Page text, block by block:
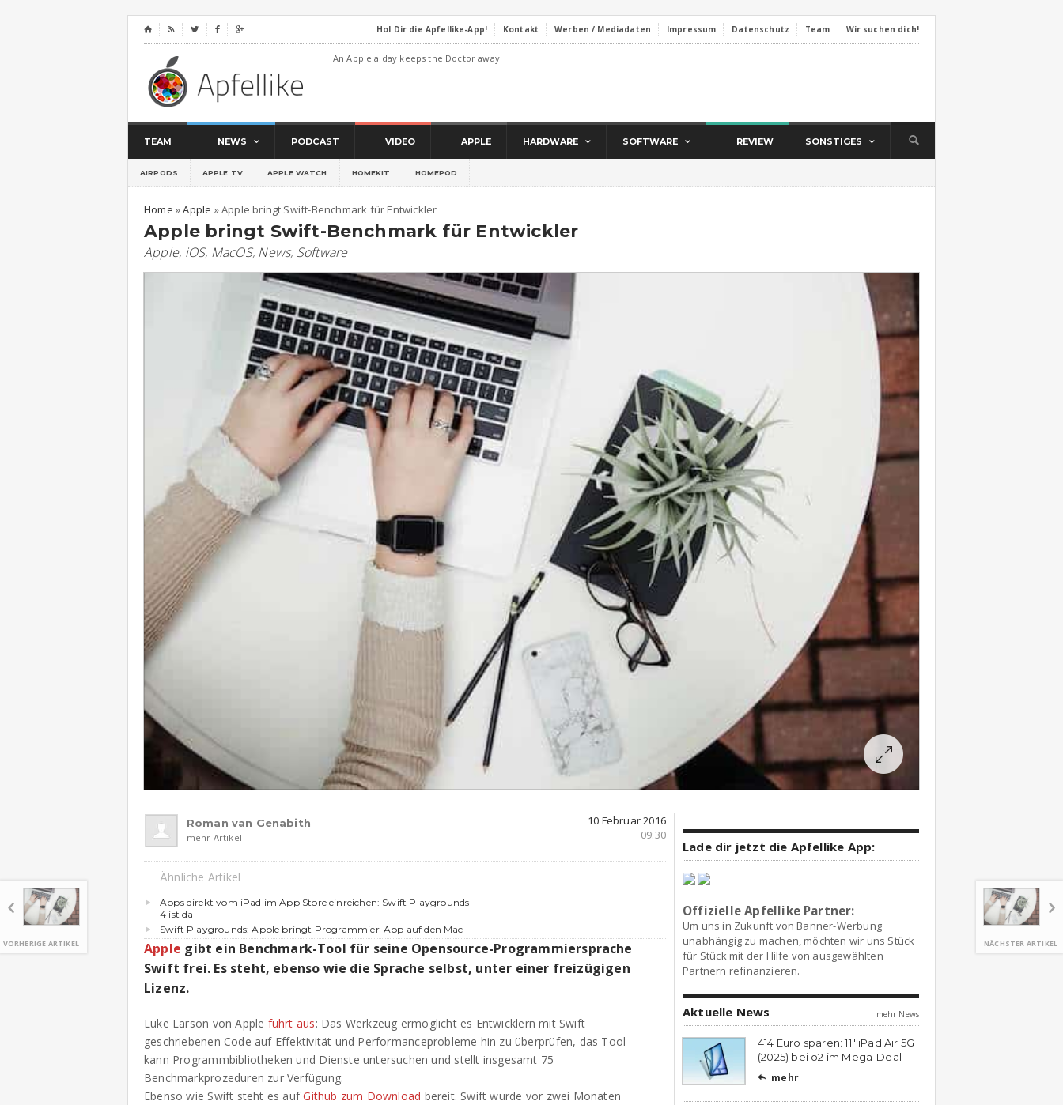
VORHERIGE ARTIKEL NÄCHSTER ARTIKEL
⌂     Hol Dir die Apfellike-App! Kontakt Werben / Mediadaten Impressum Datenschutz Team Wir suchen dich!
An Apple a day keeps the Doctor away
TEAM NEWS PODCAST VIDEO APPLE HARDWARE SOFTWARE REVIEW SONSTIGES
AIRPODS APPLE TV APPLE WATCH HOMEKIT HOMEPOD
Home »Apple »Apple bringt Swift-Benchmark für Entwickler
Apple bringt Swift-Benchmark für Entwickler
Apple, iOS, MacOS, News, Software
Roman van Genabith
mehr Artikel
10 Februar 2016
09:30
Ähnliche Artikel
Apps direkt vom iPad im App Store einreichen: Swift Playgrounds
4 ist da
Swift Playgrounds: Apple bringt Programmier-App auf den Mac
Apple gibt ein Benchmark-Tool für seine Opensource-Programmiersprache
Swift frei. Es steht, ebenso wie die Sprache selbst, unter einer freizügigen
Lizenz.
Luke Larson von Apple führt aus: Das Werkzeug ermöglicht es Entwicklern mit Swift
geschriebenen Code auf Effektivität und Performanceprobleme hin zu überprüfen, das Tool
kann Programmbibliotheken und Dienste untersuchen und stellt insgesamt 75
Benchmarkprozeduren zur Verfügung.
Ebenso wie Swift steht es aufGithub zum Download bereit. Swift wurde vor zwei Monaten
Lade dir jetzt die Apfellike App:
Offizielle Apfellike Partner:
Um uns in Zukunft von Banner-Werbung
unabhängig zu machen, möchten wir uns Stück
für Stück mit der Hilfe von ausgewählten
Partnern refinanzieren.
Aktuelle News mehr News
414 Euro sparen: 11″ iPad Air 5G
(2025) bei o2 im Mega-Deal
 mehr